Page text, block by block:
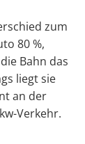
zum
80 %,
Bahn das
liegt sie
an der
Verkehr.